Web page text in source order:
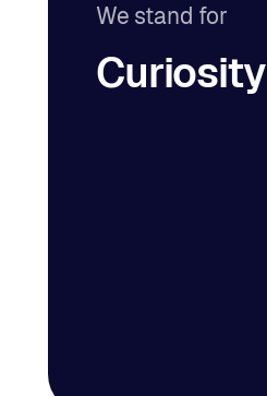
We stand for
Curiosity